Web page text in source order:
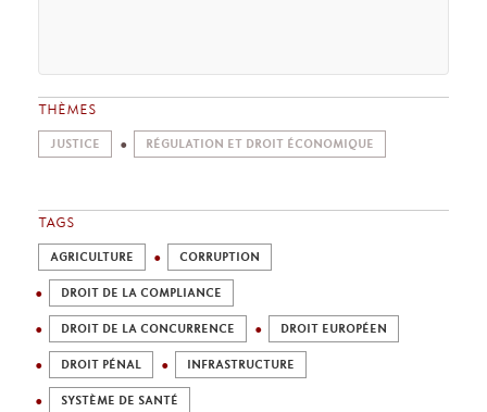
THÈMES
JUSTICE RÉGULATION ET DROIT ÉCONOMIQUE
TAGS
AGRICULTURE CORRUPTION
DROIT DE LA COMPLIANCE
DROIT DE LA CONCURRENCE DROIT EUROPÉEN
DROIT PÉNAL INFRASTRUCTURE
SYSTÈME DE SANTÉ